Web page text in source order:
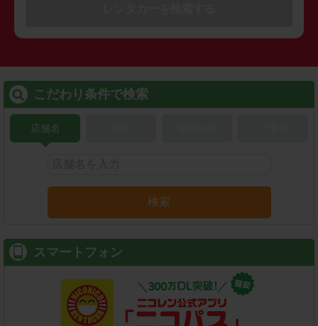
こだわり条件で検索
店舗名
検索
スマートフォン